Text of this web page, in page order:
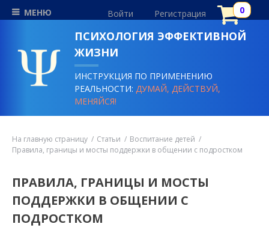
МЕНЮ Войти Регистрация
ПСИХОЛОГИЯ ЭФФЕКТИВНОЙ
ЖИЗНИ
ИНСТРУКЦИЯ ПО ПРИМЕНЕНИЮ
РЕАЛЬНОСТИ:ДУМАЙ, ДЕЙСТВУЙ,
МЕНЯЙСЯ!
На главную страницу Статьи
Воспитание детей
Правила, границы и мосты поддержки в общении с подростком
ПРАВИЛА, ГРАНИЦЫ И МОСТЫ
ПОДДЕРЖКИ В ОБЩЕНИИ С
ПОДРОСТКОМ